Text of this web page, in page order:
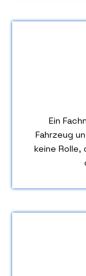
Ein
Fahrzeug
keine Rolle,